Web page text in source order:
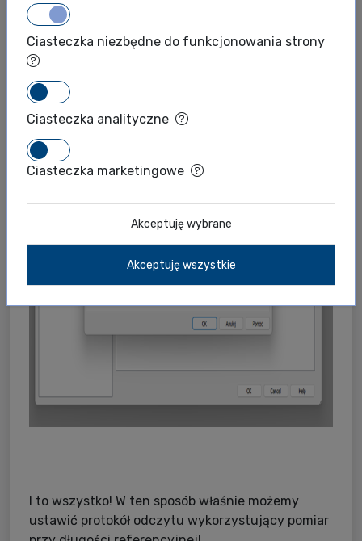
I to wszystko! W ten sposób właśnie możemy
ustawić protokół odczytu wykorzystujący pomiar
Ciasteczka niezbędne do funkcjonowania strony
Ciasteczka analityczne
Ciasteczka marketingowe
Akceptuję wybrane
Akceptuję wszystkie